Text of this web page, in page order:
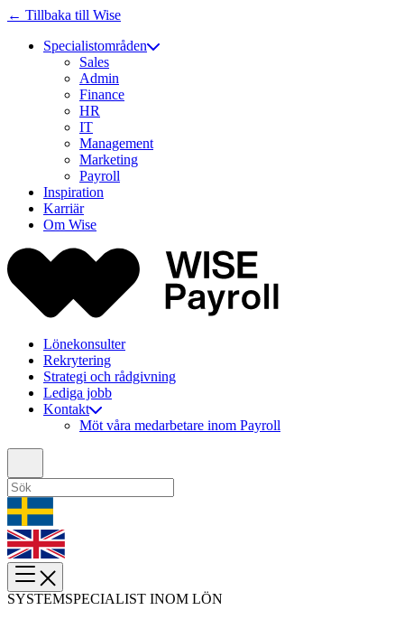
← Tillbaka till Wise
Specialistområden
Sales
Admin
Finance
HR
IT
Management
Marketing
Payroll
Inspiration
Karriär
Om Wise
Lönekonsulter
Rekrytering
Strategi och rådgivning
Lediga jobb
Kontakt
Möt våra medarbetare inom Payroll
SYSTEMSPECIALIST INOM LÖN